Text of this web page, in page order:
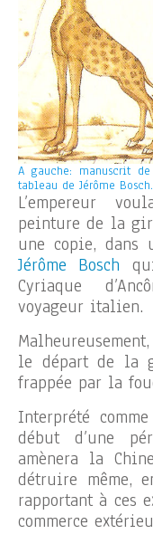
A gauche: manuscrit
tableau de Jérôme Bosch.
L’empereur
peinture de la
une copie, dans
Jérôme Bosch
Cyriaque
voyageur italien.
le départ de la
frappée par la
Interprété
début d’une
amènera la
détruire même,
rapportant à ces
commerce